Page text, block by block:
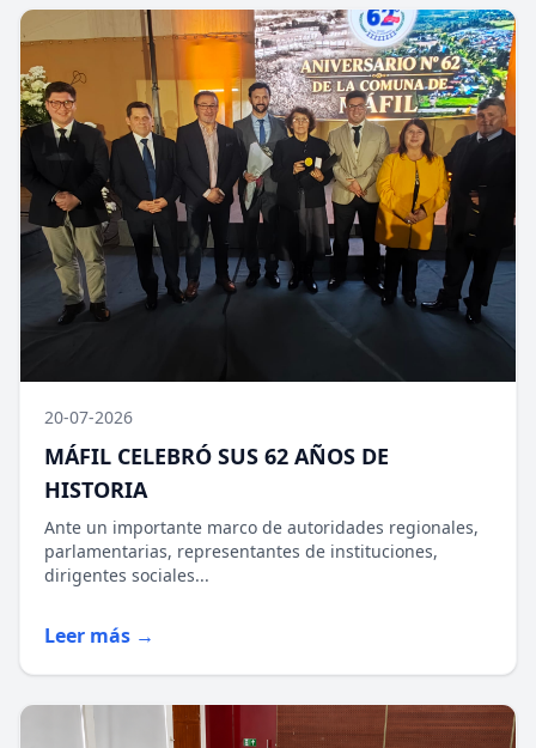
20-07-2026
MÁFIL CELEBRÓ SUS 62 AÑOS DE
HISTORIA
Ante un importante marco de autoridades regionales,
parlamentarias, representantes de instituciones,
dirigentes sociales...
Leer más →